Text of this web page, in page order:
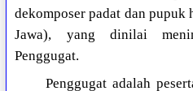
dekomposer padat dan pupuk
Jawa), yang dinilai
Penggugat.
Penggugat adalah